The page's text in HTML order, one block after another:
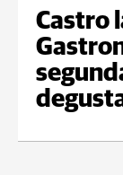
Castro